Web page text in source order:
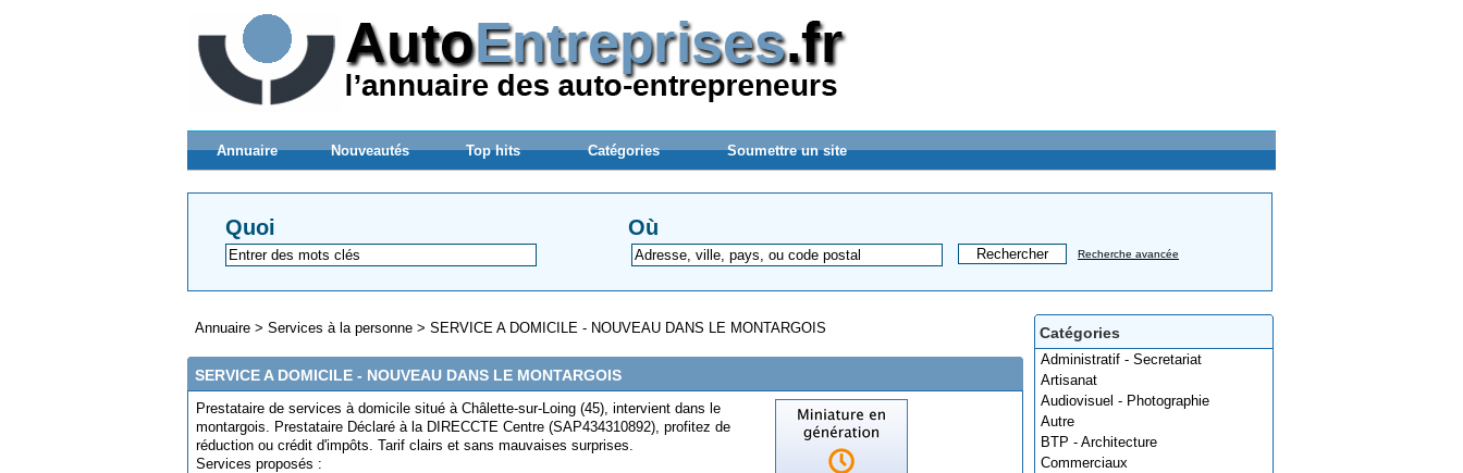
Annuaire Nouveautés Top hits Catégories Soumettre un site
Quoi Où
Recherche avancée
Catégories
Administratif - Secretariat
Artisanat
Audiovisuel - Photographie
Autre
BTP - Architecture
Commerciaux
Annuaire > Services à la personne > SERVICE A DOMICILE - NOUVEAU DANS LE MONTARGOIS
SERVICE A DOMICILE - NOUVEAU DANS LE MONTARGOIS
Prestataire de services à domicile situé à Châlette-sur-Loing (45), intervient dans le
montargois. Prestataire Déclaré à la DIRECCTE Centre (SAP434310892), profitez de
réduction ou crédit d'impôts. Tarif clairs et sans mauvaises surprises.
Services proposés :